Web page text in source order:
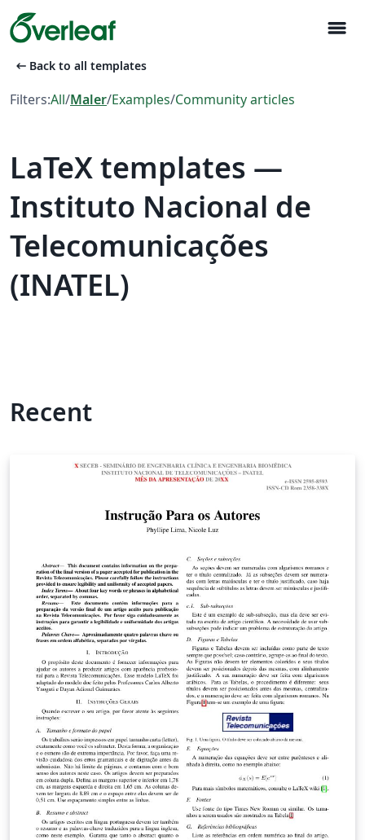
menu
arrow_left_alt Back to all templates
Filters:All/Maler/Examples/Community articles
LaTeX templates —
Instituto Nacional de
Telecomunicações
(INATEL)
Recent